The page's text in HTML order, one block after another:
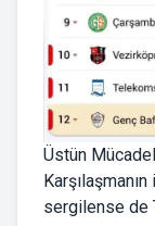
Üstün
sergilense de